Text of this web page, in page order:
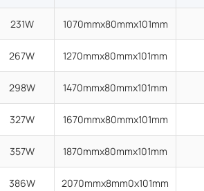
231W 1070mmx80mmx101mm
267W 1270mmx80mmx101mm
298W 1470mmx80mmx101mm
327W 1670mmx80mmx101mm
357W 1870mmx80mmx101mm
386W 2070mmx8mm0x101mm